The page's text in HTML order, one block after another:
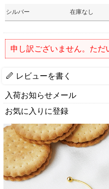
シルバー
在庫なし
申し訳ございません。ただ
レビューを書く
入荷お知らせメール
お気に入りに登録